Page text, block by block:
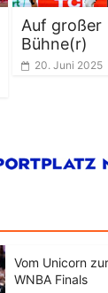
Auf großer
Bühne(r)
20. Juni 2025
Vom Unicorn
WNBA Finals